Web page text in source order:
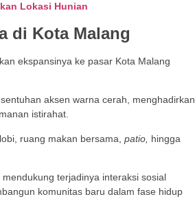
Lokasi Hunian
di Kota Malang
ekspansinya ke pasar Kota Malang
aksen warna cerah, menghadirkan
istirahat.
ruang makan bersama, patio, hingga
terjadinya interaksi sosial
komunitas baru dalam fase hidup